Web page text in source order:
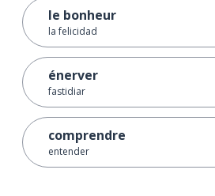
le bonheur
la felicidad
énerver
fastidiar
comprendre
entender